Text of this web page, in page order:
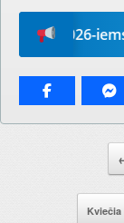
2026-iems